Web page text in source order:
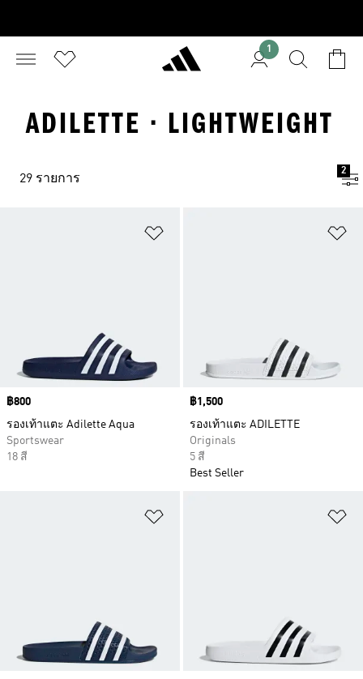
1
ADILETTE · LIGHTWEIGHT
29 รายการ
2
Price
฿800
รองเท้าแตะ Adilette Aqua
Sportswear
18 สี
Price
฿1,500
รองเท้าแตะ ADILETTE
Originals
5 สี
Best Seller